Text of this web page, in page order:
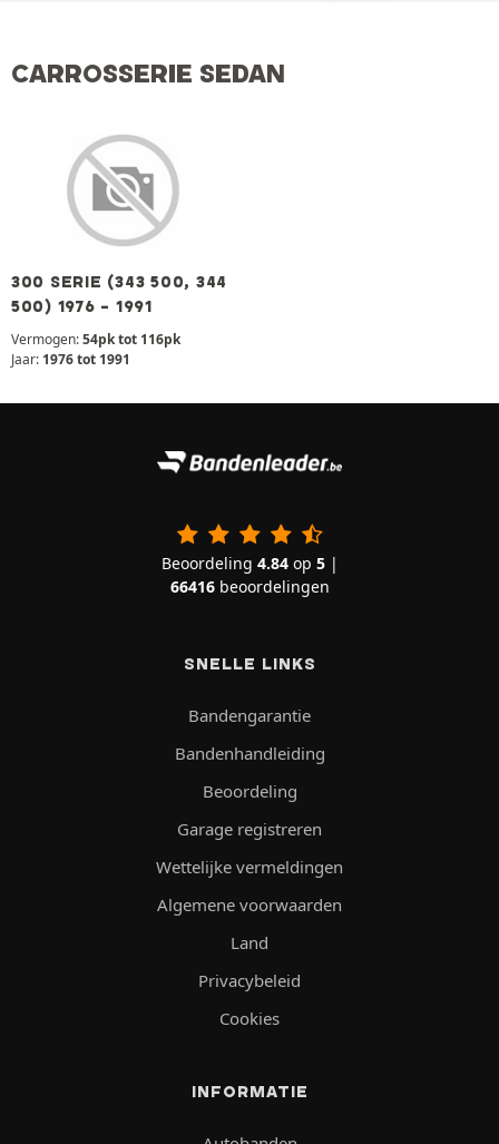
CARROSSERIE SEDAN
300 SERIE (343 500, 344
500) 1976 - 1991
Vermogen:54pk tot 116pk
Jaar: 1976 tot 1991
Beoordeling 4.84op 5|
66416beoordelingen
SNELLE LINKS
Bandengarantie
Bandenhandleiding
Beoordeling
Garage registreren
Wettelijke vermeldingen
Algemene voorwaarden
Land
Privacybeleid
Cookies
INFORMATIE